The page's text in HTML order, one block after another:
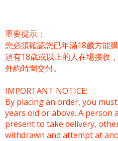
重要提示：
您必須確認您已年滿18歲方能
須有18歲或以上的人在場接收
外約時間交付。
IMPORTANT NOTICE:
By placing an order, you
years old or above. A person
present to take delivery,
withdrawn and attempt at